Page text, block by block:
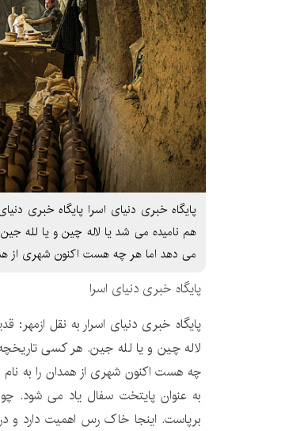
پایگاه خبری دنیای اسرا پایگاه خبری
هم نامیده می شد یا لاله چین و یا لله
می دهد اما هر چه هست اکنون شهری از
پایگاه خبری دنیای اسرا
پایگاه خبری دنیای اسرار به نقل
لاله چین و یا لله جین. هر کسی
چه هست اکنون شهری از همدان را به نام
به عنوان پایتخت سفال یاد می شود.
برپاست. اینجا خاک رس اهمیت دارد و